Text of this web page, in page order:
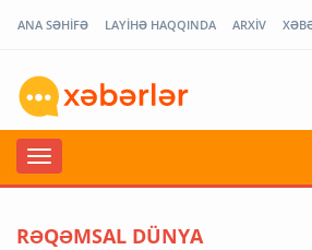
ANA SƏHİFƏ LAYİHƏ HAQQINDA ARXİV
RƏQƏMSAL DÜNYA